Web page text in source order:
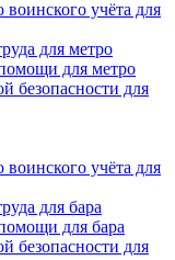
учёта для
для метро
для метро
безопасности для
учёта для
для бара
для бара
безопасности для